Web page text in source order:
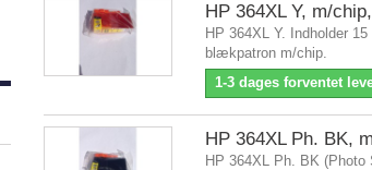
HP 364XL Y, m/
HP 364XL Y. Indholder
blækpatron m/chip.
1-3 dages forventet
HP 364XL Ph. BK,
HP 364XL Ph. BK